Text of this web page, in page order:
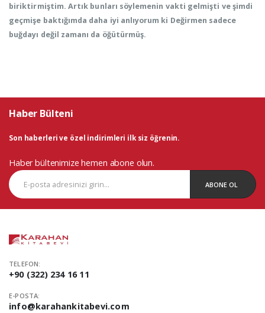
biriktirmiştim. Artık bunları söylemenin vakti gelmişti ve şimdi
geçmişe baktığımda daha iyi anlıyorum ki Değirmen sadece
buğdayı değil zamanı da öğütürmüş.
Haber Bülteni
Son haberleri ve özel indirimleri ilk siz öğrenin.
Haber bültenimize hemen abone olun.
ABONE OL
TELEFON:
+90 (322) 234 16 11
E-POSTA:
info@karahankitabevi.com